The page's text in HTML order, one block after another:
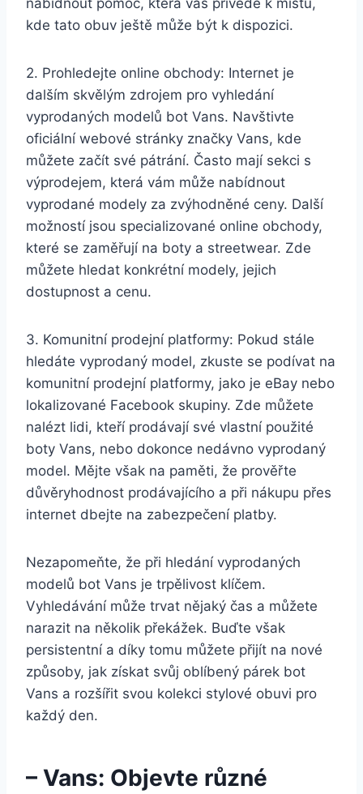
kde tato obuv ještě může ​být k ​dispozici.
2. Prohledejte online obchody: Internet je
dalším skvělým⁤ zdrojem pro vyhledání
vyprodaných modelů bot Vans. Navštivte⁢
oficiální webové stránky značky Vans, kde
můžete začít své ⁢pátrání. Často mají sekci s
výprodejem, která⁤ vám může nabídnout
vyprodané modely za zvýhodněné⁤ ceny. Další
možností⁤ jsou specializované online obchody,
které‌ se​ zaměřují na boty a streetwear. Zde
můžete hledat konkrétní modely, jejich
dostupnost a cenu.
3. Komunitní prodejní​ platformy: Pokud stále
hledáte vyprodaný ‌model, zkuste se podívat na
komunitní⁢ prodejní platformy, jako je eBay nebo
lokalizované Facebook skupiny. Zde můžete
⁢nalézt lidi,⁣ kteří prodávají své vlastní použité
boty Vans, nebo ⁣dokonce nedávno vyprodaný
model. Mějte však na paměti, že prověřte
důvěryhodnost prodávajícího a při nákupu přes
internet dbejte na zabezpečení platby.
Nezapomeňte, ‍že při hledání vyprodaných
modelů bot Vans je trpělivost klíčem.
Vyhledávání může trvat nějaký čas a⁢ můžete
narazit na několik překážek. Buďte však
persistentní a díky tomu můžete přijít na nové
⁣způsoby, jak získat svůj oblíbený párek bot
Vans‌ a rozšířit svou ⁣kolekci stylové obuvi pro
každý den.
– Vans: Objevte různé